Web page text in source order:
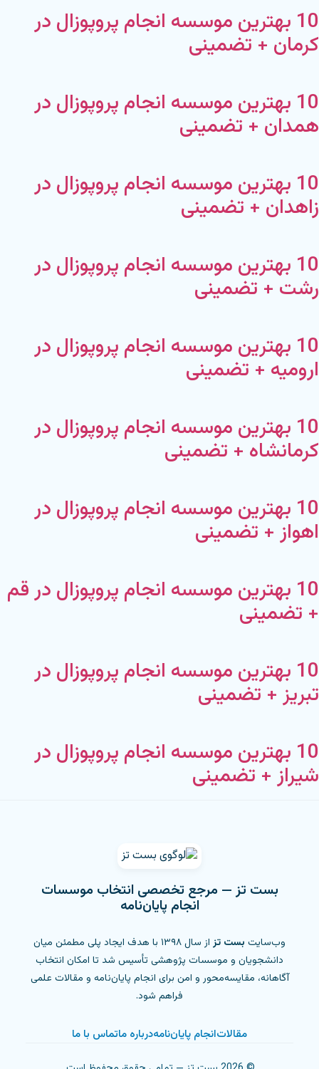
10 بهترین موسسه انجام پروپوزال در
کرمان + تضمینی
10 بهترین موسسه انجام پروپوزال در
همدان + تضمینی
10 بهترین موسسه انجام پروپوزال در
زاهدان + تضمینی
10 بهترین موسسه انجام پروپوزال در
رشت + تضمینی
10 بهترین موسسه انجام پروپوزال در
ارومیه + تضمینی
10 بهترین موسسه انجام پروپوزال در
کرمانشاه + تضمینی
10 بهترین موسسه انجام پروپوزال در
اهواز + تضمینی
10 بهترین موسسه انجام پروپوزال در قم
+ تضمینی
10 بهترین موسسه انجام پروپوزال در
تبریز + تضمینی
10 بهترین موسسه انجام پروپوزال در
شیراز + تضمینی
بست تز — مرجع تخصصی انتخاب موسسات
انجام پایان‌نامه
وب‌سایت بست تز
از سال ۱۳۹۸ با هدف ایجاد پلی مطمئن میان
دانشجویان و موسسات پژوهشی تأسیس شد تا امکان انتخاب
آگاهانه، مقایسه‌محور و امن برای انجام پایان‌نامه و مقالات علمی
فراهم شود.
مقالاتانجام پایان‌نامهدرباره ماتماس با ما